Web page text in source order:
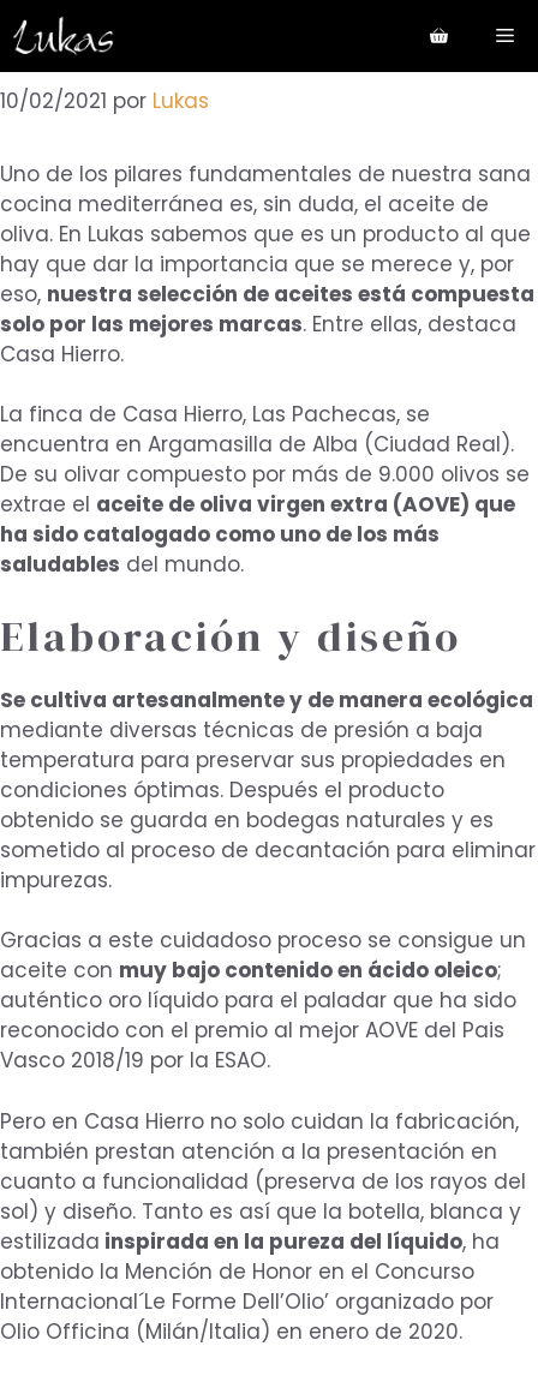
Saltar
al
contenido
10/02/2021 por Lukas
Uno de los pilares fundamentales de nuestra sana
cocina mediterránea es, sin duda, el aceite de
oliva. En Lukas sabemos que es un producto al que
hay que dar la importancia que se merece y, por
eso, nuestra selección de aceites está compuesta
solo por las mejores marcas. Entre ellas, destaca
Casa Hierro.
La finca de Casa Hierro, Las Pachecas, se
encuentra en Argamasilla de Alba (Ciudad Real).
De su olivar compuesto por más de 9.000 olivos se
extrae el aceite de oliva virgen extra (AOVE) que
ha sido catalogado como uno de los más
saludables del mundo.
Elaboración y diseño
Se cultiva artesanalmente y de manera ecológica
mediante diversas técnicas de presión a baja
temperatura para preservar sus propiedades en
condiciones óptimas. Después el producto
obtenido se guarda en bodegas naturales y es
sometido al proceso de decantación para eliminar
impurezas.
Gracias a este cuidadoso proceso se consigue un
aceite con muy bajo contenido en ácido oleico;
auténtico oro líquido para el paladar que ha sido
reconocido con el premio al mejor AOVE del Pais
Vasco 2018/19 por la ESAO.
Pero en Casa Hierro no solo cuidan la fabricación,
también prestan atención a la presentación en
cuanto a funcionalidad (preserva de los rayos del
sol) y diseño. Tanto es así que la botella, blanca y
estilizada inspirada en la pureza del líquido, ha
obtenido la Mención de Honor en el Concurso
Internacional´Le Forme Dell’Olio’ organizado por
Olio Officina (Milán/Italia) en enero de 2020.